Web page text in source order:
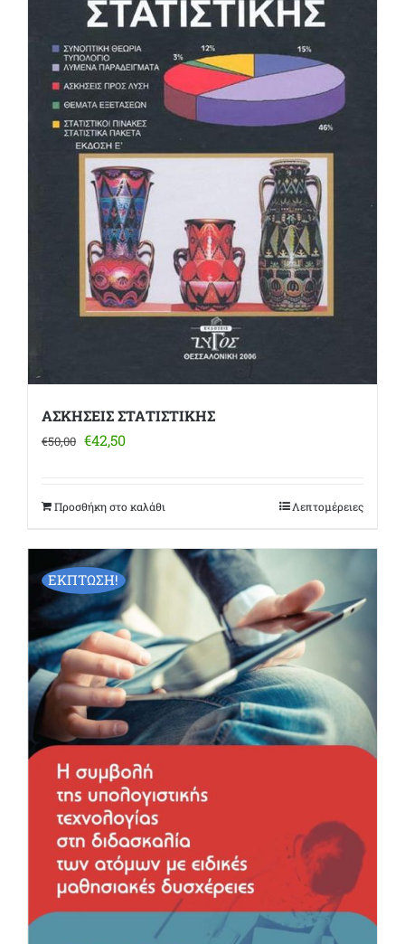
ΑΣΚΗΣΕΙΣ ΣΤΑΤΙΣΤΙΚΗΣ
€50,00 Original
€50,00.
€42,50Η
είναι:
Προσθήκη στο καλάθι Λεπτομέρειες
ΕΚΠΤΩΣΗ!